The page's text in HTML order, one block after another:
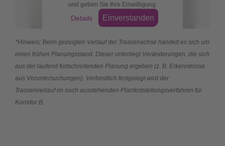
und geben Sie Ihre Einwilligung.
Details Einverstanden
*Hinweis: Beim gezeigten Verlauf der Trassenachse handelt es sich um
einen frühen Planungsstand. Dieser unterliegt Veränderungen, die sich
aus der laufend fortschreitenden Planung ergeben (z. B. Erkenntnisse
aus Voruntersuchungen). Verbindlich festgelegt wird der
Trassenverlauf im noch ausstehenden Planfeststellungsverfahren für
Korridor B.